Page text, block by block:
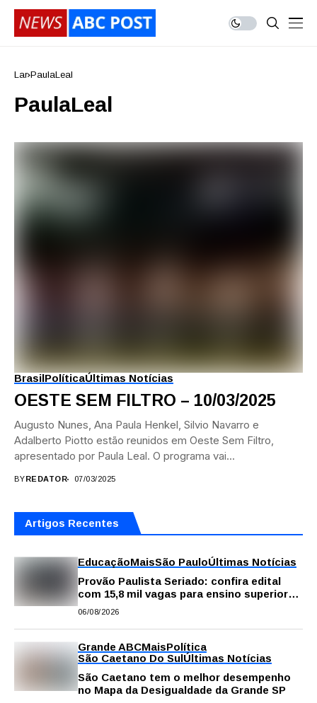
Lar PaulaLeal
PaulaLeal
BrasilPolíticaÚltimas Notícias
OESTE SEM FILTRO – 10/03/2025
Augusto Nunes, Ana Paula Henkel, Silvio Navarro e
Adalberto Piotto estão reunidos em Oeste Sem Filtro,
apresentado por Paula Leal. O programa vai...
BY REDATOR 07/03/2025
Artigos Recentes
EducaçãoMaisSão PauloÚltimas Notícias
Provão Paulista Seriado: confira edital
com 15,8 mil vagas para ensino superior
público
06/08/2026
Grande ABCMaisPolítica
São Caetano Do SulÚltimas Notícias
São Caetano tem o melhor desempenho
no Mapa da Desigualdade da Grande SP